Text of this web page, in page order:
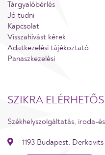
Tárgyalóbérlés
Jó tudni
Kapcsolat
Visszahívást kérek
Adatkezelési tájékoztató
Panaszkezelési
SZIKRA
Székhelyszolgáltatás, iroda-
1193 Budapest, Derkovits